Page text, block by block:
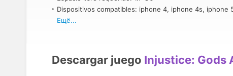
Dispositivos compatibles: iphone 4, iphone 4s, iphone
iphone 5c, iphone 5s, iphone 6, iphone 6 plus, iphone
Ещё...
Descargar juego Injustice: Gods